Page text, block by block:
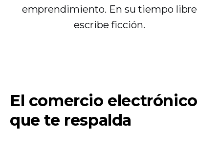
emprendimiento. En su tiempo libre
escribe ficción.
El comercio electrónico
que te respalda